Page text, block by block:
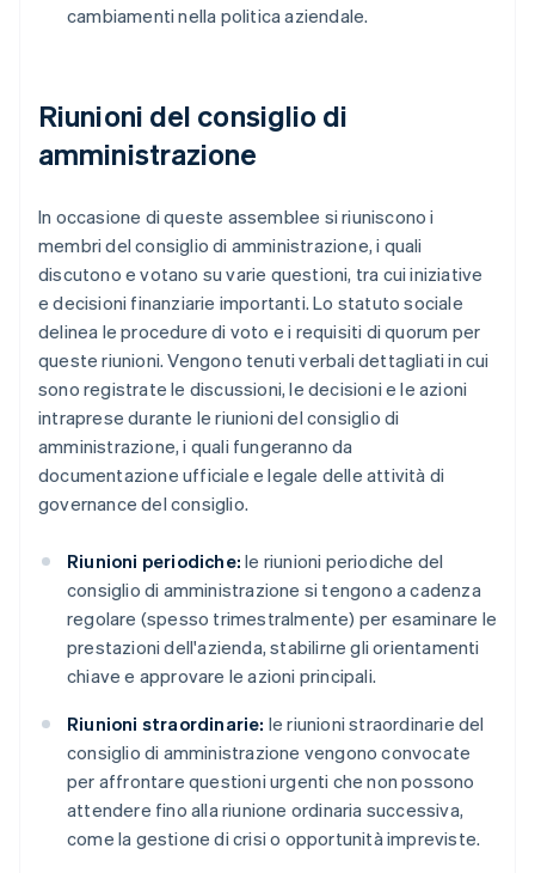
cambiamenti nella politica aziendale.
Riunioni del consiglio di
amministrazione
In occasione di queste assemblee si riuniscono i
membri del consiglio di amministrazione, i quali
discutono e votano su varie questioni, tra cui iniziative
e decisioni finanziarie importanti. Lo statuto sociale
delinea le procedure di voto e i requisiti di quorum per
queste riunioni. Vengono tenuti verbali dettagliati in cui
sono registrate le discussioni, le decisioni e le azioni
intraprese durante le riunioni del consiglio di
amministrazione, i quali fungeranno da
documentazione ufficiale e legale delle attività di
governance del consiglio.
Riunioni periodiche: le riunioni periodiche del
consiglio di amministrazione si tengono a cadenza
regolare (spesso trimestralmente) per esaminare le
prestazioni dell'azienda, stabilirne gli orientamenti
chiave e approvare le azioni principali.
Riunioni straordinarie: le riunioni straordinarie del
consiglio di amministrazione vengono convocate
per affrontare questioni urgenti che non possono
attendere fino alla riunione ordinaria successiva,
come la gestione di crisi o opportunità impreviste.